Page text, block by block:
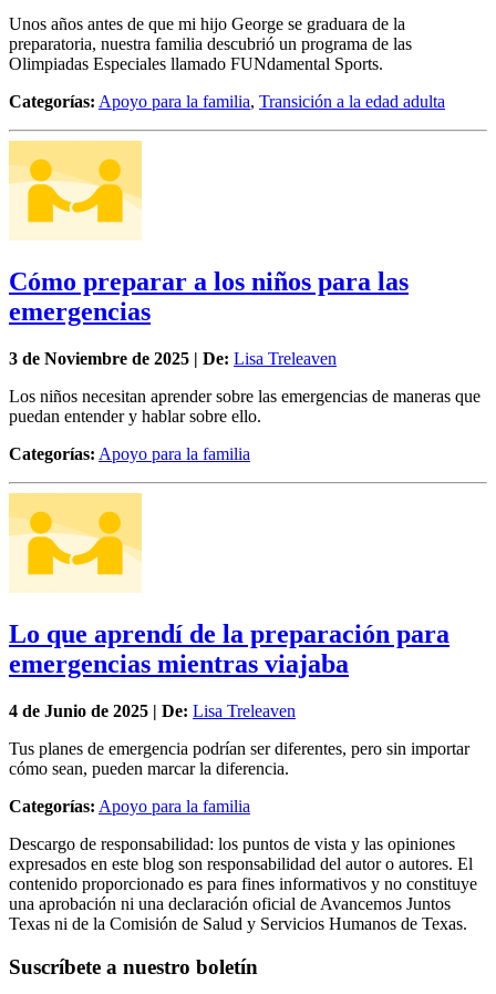
Unos años antes de que mi hijo George se graduara de la
preparatoria, nuestra familia descubrió un programa de las
Olimpiadas Especiales llamado FUNdamental Sports.
Categorías: Apoyo para la familia, Transición a la edad adulta
Cómo preparar a los niños para las
emergencias
3 de Noviembre de 2025 | De: Lisa Treleaven
Los niños necesitan aprender sobre las emergencias de maneras que
puedan entender y hablar sobre ello.
Categorías: Apoyo para la familia
Lo que aprendí de la preparación para
emergencias mientras viajaba
4 de Junio de 2025 | De: Lisa Treleaven
Tus planes de emergencia podrían ser diferentes, pero sin importar
cómo sean, pueden marcar la diferencia.
Categorías: Apoyo para la familia
Descargo de responsabilidad: los puntos de vista y las opiniones
expresados en este blog son responsabilidad del autor o autores. El
contenido proporcionado es para fines informativos y no constituye
una aprobación ni una declaración oficial de Avancemos Juntos
Texas ni de la Comisión de Salud y Servicios Humanos de Texas.
Suscríbete a nuestro boletín